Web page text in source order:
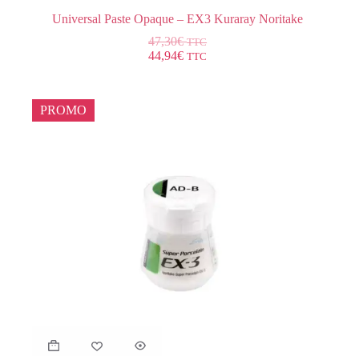
Universal Paste Opaque – EX3 Kuraray Noritake
47,30€ TTC
44,94€ TTC
PROMO